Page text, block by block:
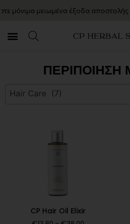
μειωμένα έξοδα αποστολής
ΠΕΡΙΠΟΊΗΣΗ
Hair Care (7)
CP Hair Oil Elixir